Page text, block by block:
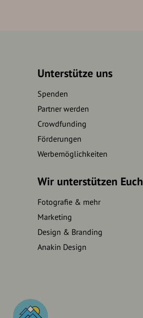
Unterstütze uns
Spenden
Partner werden
Crowdfunding
Förderungen
Werbemöglichkeiten
Wir unterstützen Euch
Fotografie & mehr
Marketing
Design & Branding
Anakin Design